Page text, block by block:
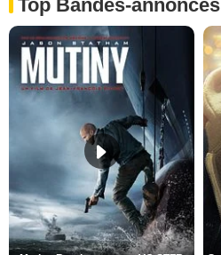
Top Bandes-annonces